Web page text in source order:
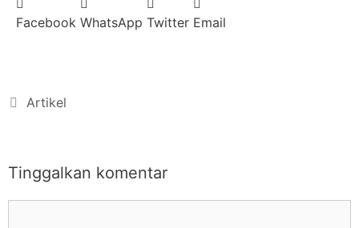
Facebook WhatsApp Twitter Email
Artikel
Tinggalkan komentar